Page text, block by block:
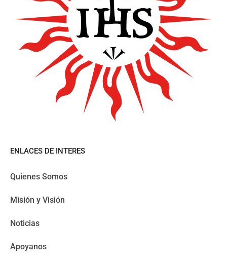
ENLACES DE INTERES
Quienes Somos
Misión y Visión
Noticias
Apoyanos